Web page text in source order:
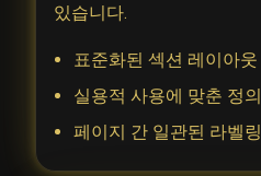
있습니다.
표준화된 섹션 레이아웃
실용적 사용에 맞춘 정의
페이지 간 일관된 라벨링